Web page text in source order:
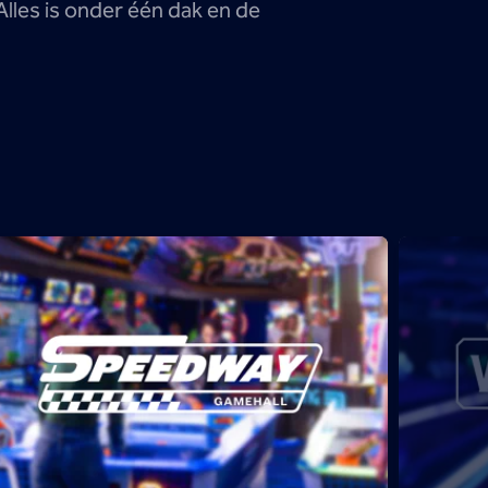
is onder één dak en de